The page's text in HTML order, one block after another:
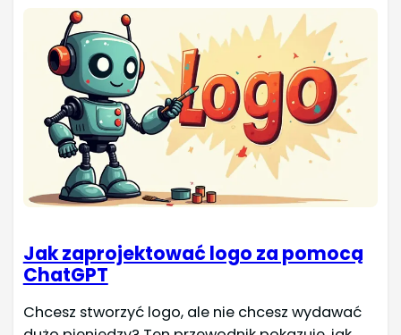
Jak zaprojektować logo za pomocą
ChatGPT
Chcesz stworzyć logo, ale nie chcesz wydawać